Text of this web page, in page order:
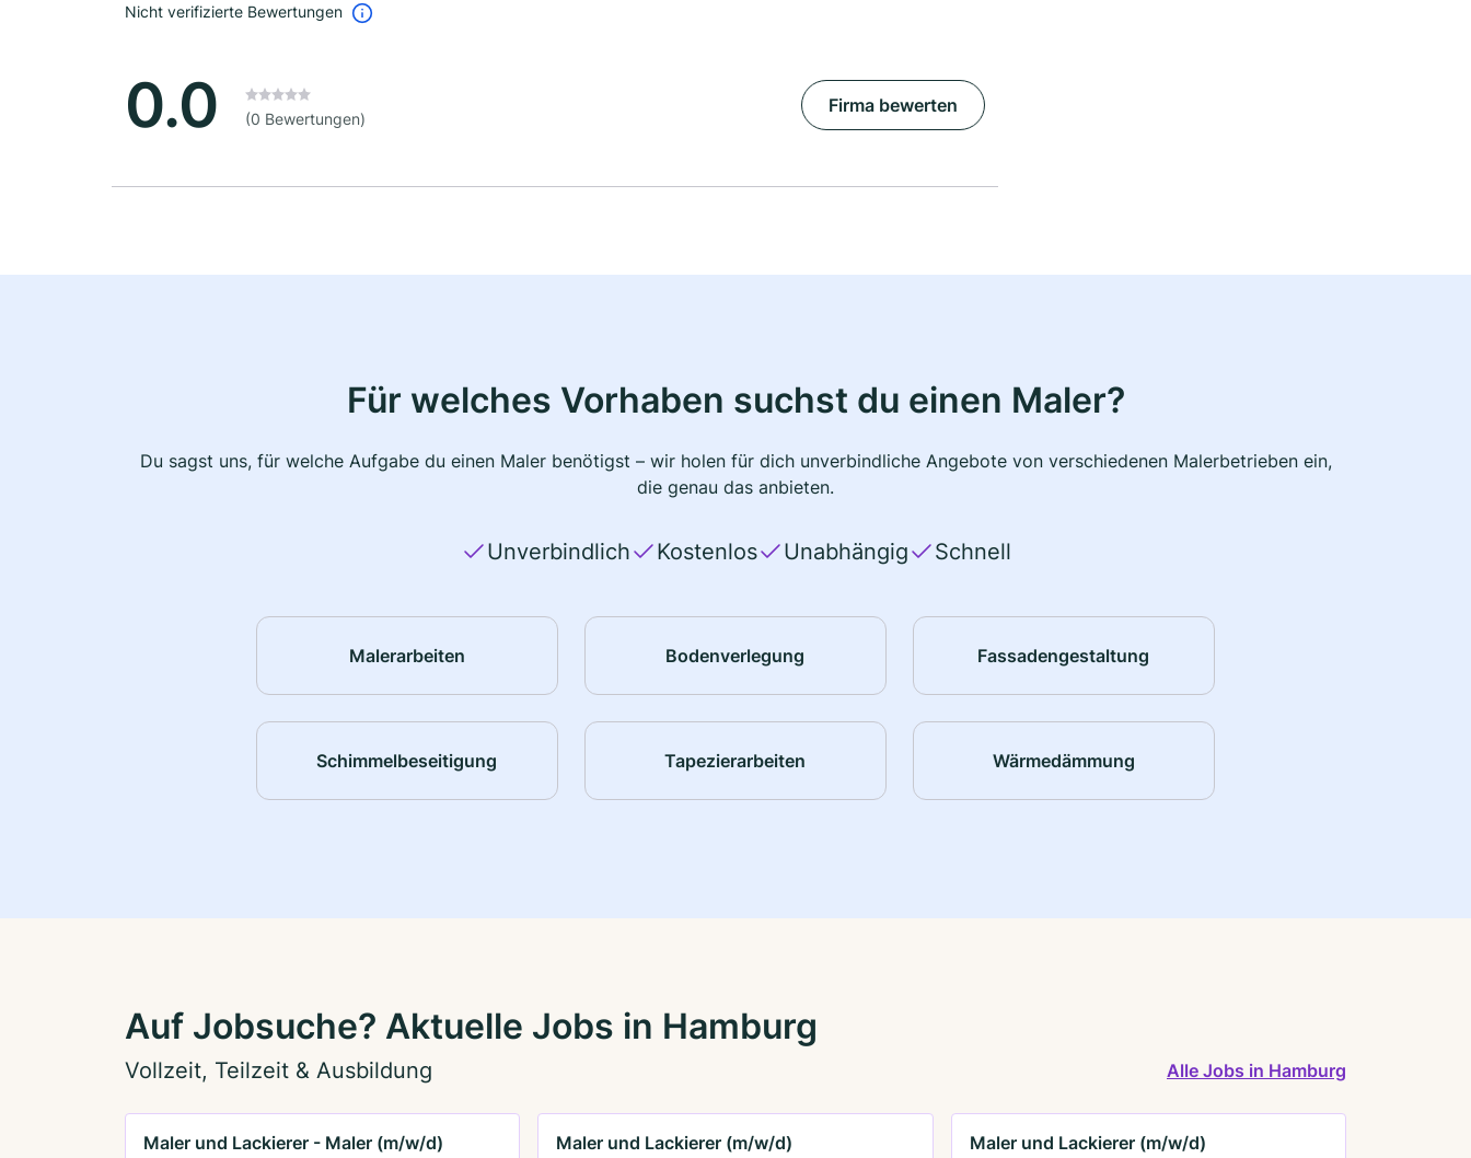
Nicht verifizierte Bewertungen
0.0 (0 Bewertungen)
Firma bewerten
Für welches Vorhaben suchst du einen Maler?
Du sagst uns, für welche Aufgabe du einen Maler benötigst – wir holen für dich unverbindliche Angebote von verschiedenen Malerbetrieben ein,
die genau das anbieten.
Unverbindlich Kostenlos Unabhängig Schnell
Malerarbeiten Bodenverlegung Fassadengestaltung
Schimmelbeseitigung Tapezierarbeiten Wärmedämmung
Auf Jobsuche? Aktuelle Jobs in Hamburg
Vollzeit, Teilzeit & Ausbildung Alle Jobs in Hamburg
Maler und Lackierer - Maler (m/w/d)
Maler und Lackierer (m/w/d)
Maler und Lackierer (m/w/d)